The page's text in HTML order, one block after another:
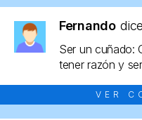
Fernando
Ser un cuñado:
tener razón y
VER